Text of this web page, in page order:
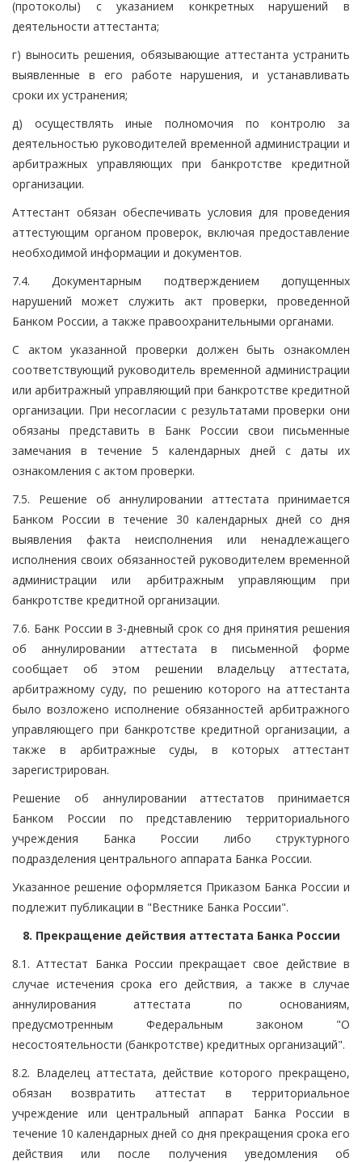
(протоколы) с указанием конкретных нарушений в
деятельности аттестанта;
г) выносить решения, обязывающие аттестанта устранить
выявленные в его работе нарушения, и устанавливать
сроки их устранения;
д) осуществлять иные полномочия по контролю за
деятельностью руководителей временной администрации и
арбитражных управляющих при банкротстве кредитной
организации.
Аттестант обязан обеспечивать условия для проведения
аттестующим органом проверок, включая предоставление
необходимой информации и документов.
7.4. Документарным подтверждением допущенных
нарушений может служить акт проверки, проведенной
Банком России, а также правоохранительными органами.
С актом указанной проверки должен быть ознакомлен
соответствующий руководитель временной администрации
или арбитражный управляющий при банкротстве кредитной
организации. При несогласии с результатами проверки они
обязаны представить в Банк России свои письменные
замечания в течение 5 календарных дней с даты их
ознакомления с актом проверки.
7.5. Решение об аннулировании аттестата принимается
Банком России в течение 30 календарных дней со дня
выявления факта неисполнения или ненадлежащего
исполнения своих обязанностей руководителем временной
администрации или арбитражным управляющим при
банкротстве кредитной организации.
7.6. Банк России в 3-дневный срок со дня принятия решения
об аннулировании аттестата в письменной форме
сообщает об этом решении владельцу аттестата,
арбитражному суду, по решению которого на аттестанта
было возложено исполнение обязанностей арбитражного
управляющего при банкротстве кредитной организации, а
также в арбитражные суды, в которых аттестант
зарегистрирован.
Решение об аннулировании аттестатов принимается
Банком России по представлению территориального
учреждения Банка России либо структурного
подразделения центрального аппарата Банка России.
Указанное решение оформляется Приказом Банка России и
подлежит публикации в "Вестнике Банка России".
8. Прекращение действия аттестата Банка России
8.1. Аттестат Банка России прекращает свое действие в
случае истечения срока его действия, а также в случае
аннулирования аттестата по основаниям,
предусмотренным Федеральным законом "О
несостоятельности (банкротстве) кредитных организаций".
8.2. Владелец аттестата, действие которого прекращено,
обязан возвратить аттестат в территориальное
учреждение или центральный аппарат Банка России в
течение 10 календарных дней со дня прекращения срока его
действия или после получения уведомления об